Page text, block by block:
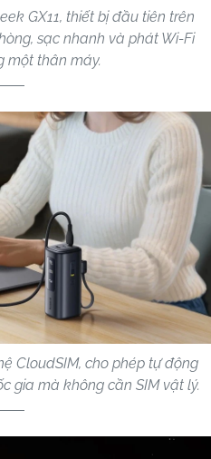
GX11, thiết bị đầu tiên trên
sạc nhanh và phát Wi-Fi
một thân máy.
CloudSIM, cho phép tự động
gia mà không cần SIM vật lý.